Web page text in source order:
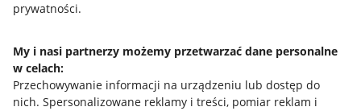
prywatności.
My i nasi partnerzy możemy przetwarzać dane personalne
w celach:
Przechowywanie informacji na urządzeniu lub dostęp do
nich. Spersonalizowane reklamy i treści, pomiar reklam i
Allegro Gadane dla kupujących
Mapa miejscowości